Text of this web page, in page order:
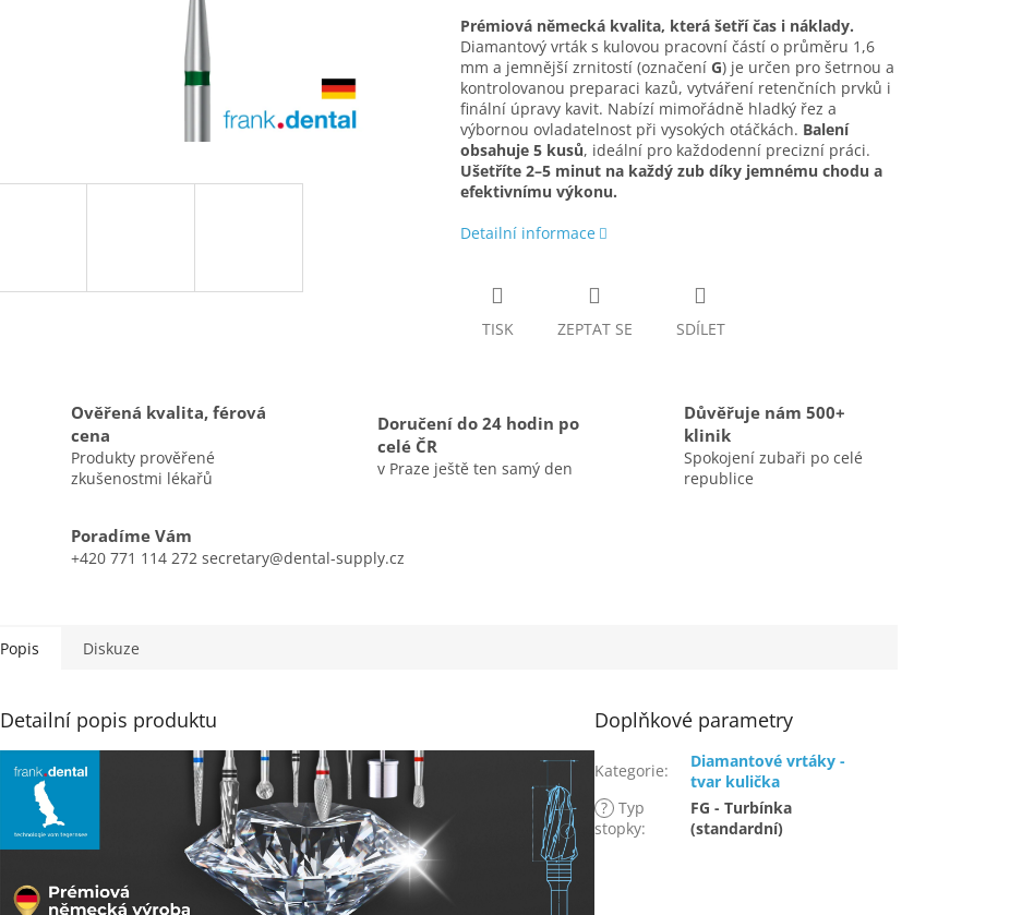
Prémiová německá kvalita, která šetří čas i náklady.
Diamantový vrták s kulovou pracovní částí o průměru 1,6
mm a jemnější zrnitostí (označení G) je určen pro šetrnou a
kontrolovanou preparaci kazů, vytváření retenčních prvků i
finální úpravy kavit. Nabízí mimořádně hladký řez a
výbornou ovladatelnost při vysokých otáčkách. Balení
obsahuje 5 kusů, ideální pro každodenní precizní práci.
Ušetříte 2–5 minut na každý zub díky jemnému chodu a
efektivnímu výkonu.
Detailní informace
TISK ZEPTAT SE SDÍLET
Ověřená kvalita, férová
cena
Produkty prověřené
zkušenostmi lékařů
Doručení do 24 hodin po
celé ČR
v Praze ještě ten samý den
Důvěřuje nám 500+
klinik
Spokojení zubaři po celé
republice
Poradíme Vám
+420 771 114 272 secretary@dental-supply.cz
Popis Diskuze
Detailní popis produktu Doplňkové parametry
Kategorie:
Diamantové vrtáky -
tvar kulička
? Typ
stopky:
FG - Turbínka
(standardní)